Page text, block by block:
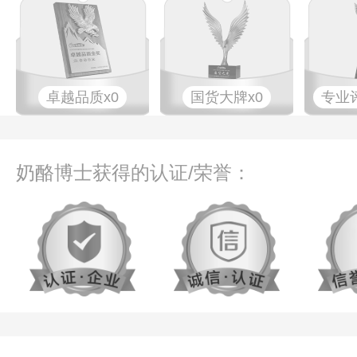
卓越品质x0 国货大牌x0 专业​
奶酪博士获得的认证/荣誉：